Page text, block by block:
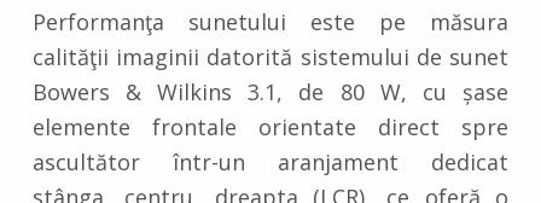
Performanţa sunetului este pe măsura
calităţii imaginii datorită sistemului de sunet
Bowers & Wilkins 3.1, de 80 W, cu șase
elemente frontale orientate direct spre
ascultător într-un aranjament dedicat
stânga, centru, dreapta (LCR), ce oferă o